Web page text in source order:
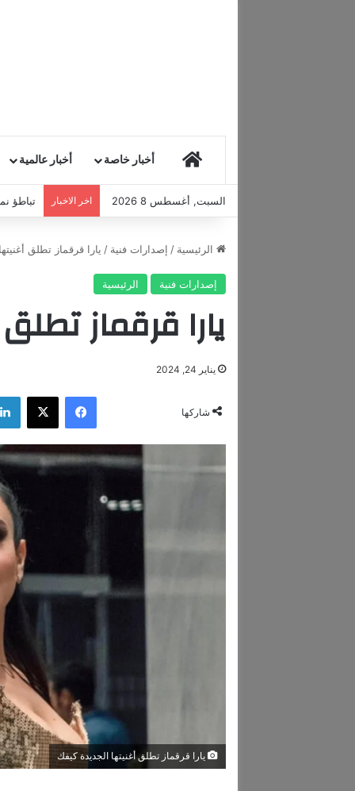
أخبار خاصة أخبار عالمية
السبت, أغسطس 8 2026 اخر الاخبار تباطؤ
الرئيسية / إصدارات فنية / يارا قرقماز تطلق
إصدارات فنية الرئيسية
يارا قرقماز
يناير 24, 2024
شاركها
فيسبوك ‫X
يارا قرقماز تطلق أغنيتها الجديدة كيفك